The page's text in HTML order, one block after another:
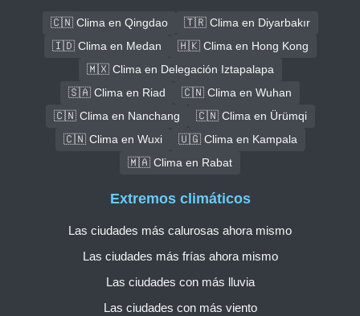
🇨🇳 Clima en Qingdao
🇹🇷 Clima en Diyarbakır
🇮🇩 Clima en Medan
🇭🇰 Clima en Hong Kong
🇲🇽 Clima en Delegación Iztapalapa
🇸🇦 Clima en Riad
🇨🇳 Clima en Wuhan
🇨🇳 Clima en Nanchang
🇨🇳 Clima en Ürümqi
🇨🇳 Clima en Wuxi
🇺🇬 Clima en Kampala
🇲🇦 Clima en Rabat
Extremos climáticos
Las ciudades más calurosas ahora mismo
Las ciudades más frías ahora mismo
Las ciudades con más lluvia
Las ciudades con más viento